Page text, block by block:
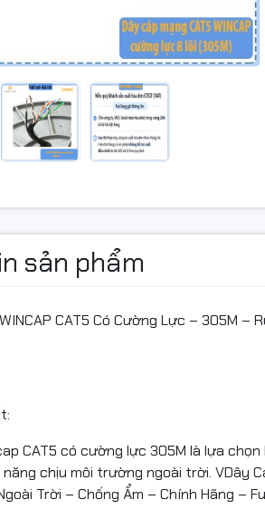
sản phẩm
CAT5 Có Cường Lực – 305M
CAT5 có cường lực 305M là lựa
chịu môi trường ngoài trời. VDây
Trời – Chống Ẩm – Chính Hãng –
📌 Mô tả
hao.
Có dầu
Ứng
Dây Cáp
Cường Lực -
Ngoài Trời –